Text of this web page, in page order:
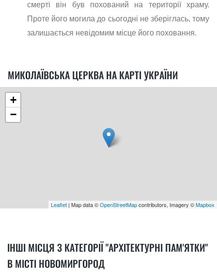
смерті він був похований на території храму.
Проте його могила до сьогодні не зберіглась, тому
залишається невідомим місце його поховання.
МИКОЛАЇВСЬКА ЦЕРКВА НА КАРТІ УКРАЇНИ
+
−
Leaflet | Map data ©OpenStreetMapcontributors, Imagery ©Mapbox
ІНШІ МІСЦЯ З КАТЕГОРІЇ "АРХІТЕКТУРНІ ПАМ'ЯТКИ"
В МІСТІ НОВОМИРГОРОД